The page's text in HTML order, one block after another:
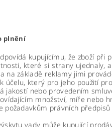
plnění
kupujícímu, že zboží při
které si strany ujednaly,
na základě reklamy jimi
účelu, který pro jeho použití
jakostí nebo provedením
množství, míře nebo
požadavkům právních předpisů
vady může kupující